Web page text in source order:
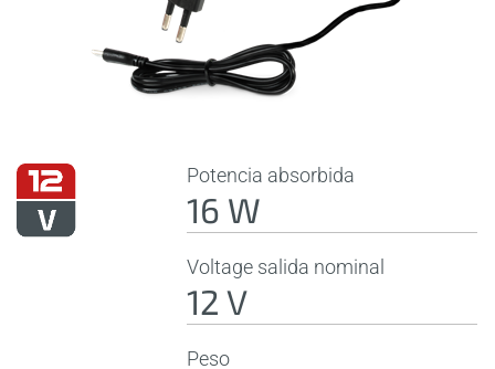
Potencia absorbida
16 W
Voltage salida nominal
12 V
Peso